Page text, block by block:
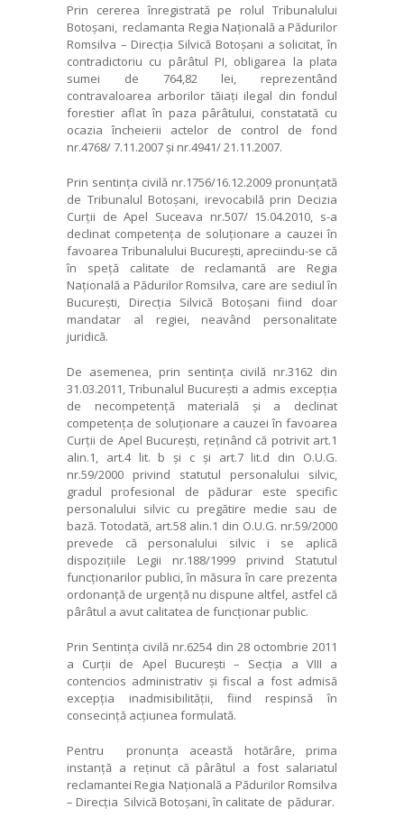
Prin cererea înregistrată pe rolul Tribunalului
Botoșani, reclamanta Regia Națională a Pădurilor
Romsilva – Direcția Silvică Botoșani a solicitat, în
contradictoriu cu pârâtul PI, obligarea la plata
sumei de 764,82 lei, reprezentând
contravaloarea arborilor tăiați ilegal din fondul
forestier aflat în paza pârâtului, constatată cu
ocazia încheierii actelor de control de fond
nr.4768/ 7.11.2007 și nr.4941/ 21.11.2007.
Prin sentința civilă nr.1756/16.12.2009 pronunțată
de Tribunalul Botoșani, irevocabilă prin Decizia
Curții de Apel Suceava nr.507/ 15.04.2010, s-a
declinat competența de soluționare a cauzei în
favoarea Tribunalului București, apreciindu-se că
în speță calitate de reclamantă are Regia
Națională a Pădurilor Romsilva, care are sediul în
București, Direcția Silvică Botoșani fiind doar
mandatar al regiei, neavând personalitate
juridică.
De asemenea, prin sentința civilă nr.3162 din
31.03.2011, Tribunalul București a admis excepția
de necompetență materială și a declinat
competența de soluționare a cauzei în favoarea
Curții de Apel București, reținând că potrivit art.1
alin.1, art.4 lit. b și c și art.7 lit.d din O.U.G.
nr.59/2000 privind statutul personalului silvic,
gradul profesional de pădurar este specific
personalului silvic cu pregătire medie sau de
bază. Totodată, art.58 alin.1 din O.U.G. nr.59/2000
prevede că personalului silvic i se aplică
dispozițiile Legii nr.188/1999 privind Statutul
funcționarilor publici, în măsura în care prezenta
ordonanță de urgență nu dispune altfel, astfel că
pârâtul a avut calitatea de funcționar public.
Prin Sentința civilă nr.6254 din 28 octombrie 2011
a Curții de Apel București – Secția a VIII a
contencios administrativ și fiscal a fost admisă
excepția inadmisibilității, fiind respinsă în
consecință acțiunea formulată.
Pentru pronunța această hotărâre, prima
instanță a reținut că pârâtul a fost salariatul
reclamantei Regia Națională a Pădurilor Romsilva
– Direcția Silvică Botoșani, în calitate de pădurar.